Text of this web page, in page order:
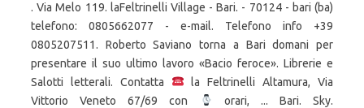
. Via Melo 119. laFeltrinelli Village - Bari. - 70124 - bari (ba)
telefono: 0805662077 - e-mail. Telefono info +39
0805207511. Roberto Saviano torna a Bari domani per
presentare il suo ultimo lavoro «Bacio feroce». Librerie e
Salotti letterali. Contatta
la Feltrinelli Altamura, Via
Vittorio Veneto 67/69 con
orari, ... Bari. Sky.